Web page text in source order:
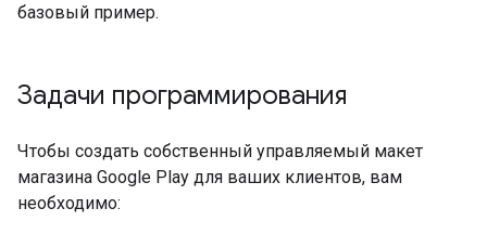
базовый пример.
Задачи программирования
Чтобы создать собственный управляемый макет
магазина Google Play для ваших клиентов, вам
необходимо: